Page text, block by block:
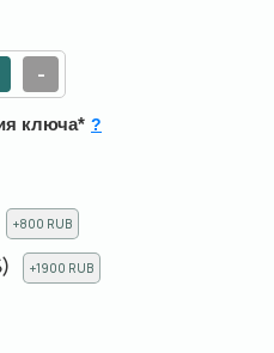
-
ключа* ?
+800 RUB
+1900 RUB